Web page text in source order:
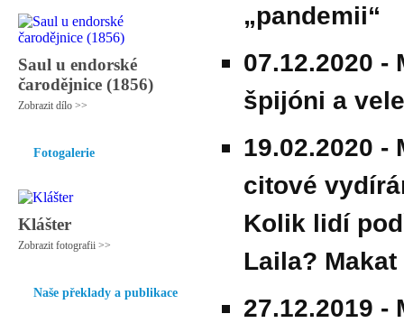
Saul u endorské
čarodějnice (1856)
Zobrazit dílo >>
Fotogalerie
Klášter
Zobrazit fotografii >>
Naše překlady a publikace
„pandemii“
07.12.2020 -
špijóni a
19.02.2020 -
citové
Kolik lidí
Laila?
27.12.2019 -